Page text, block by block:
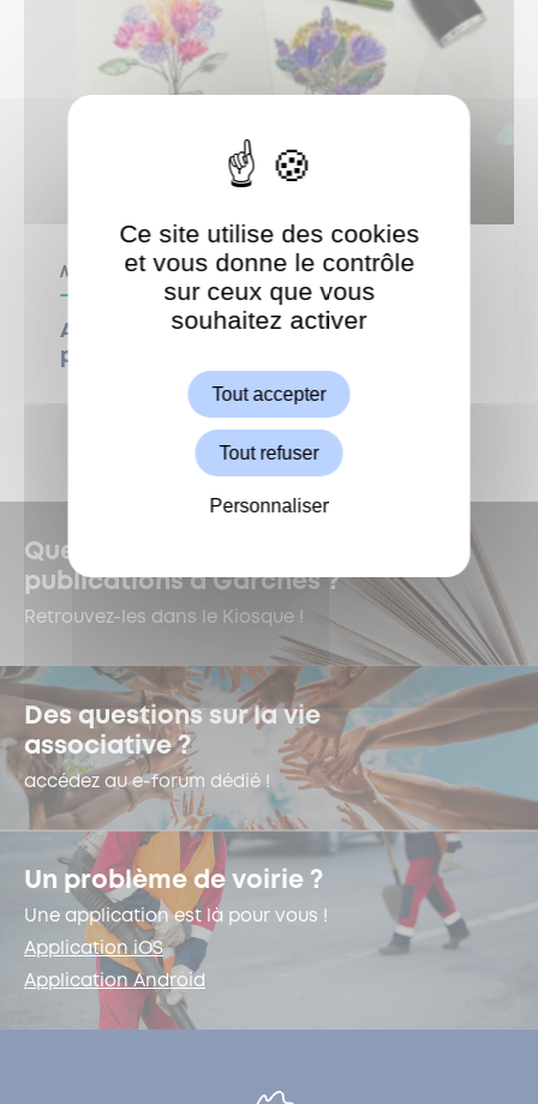
Médiathèque
Atelier créatif : broderie et aquarelle
pour un doux temps de création
Quelles sont les dernières
publications à Garches ?
Retrouvez-les dans le Kiosque !
Des questions sur la vie
associative ?
accédez au e-forum dédié !
Un problème de voirie ?
Une application est là pour vous !
Application iOS
Application Android
ShareThis est désactivé.
Ce site utilise des cookies
et vous donne le contrôle
sur ceux que vous
souhaitez activer
Tout accepter
Tout refuser
Personnaliser